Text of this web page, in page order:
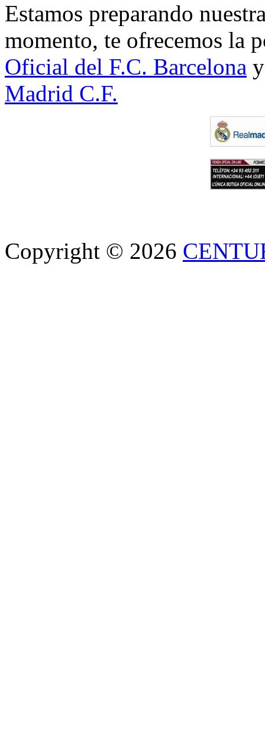
Estamos preparando
momento, te ofrecemos la
Oficial del F.C. Barcelona
Madrid C.F.
Copyright © 2026